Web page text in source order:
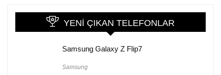
YENI ÇIKAN TELEFONLAR
Samsung Galaxy Z Flip7
Samsung